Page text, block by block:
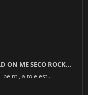
ON ME SECO ROCK...
,la tole est...